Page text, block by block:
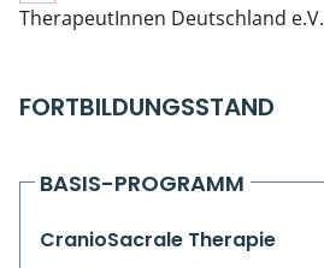
TherapeutInnen Deutschland e.V.
FORTBILDUNGSSTAND
BASIS-PROGRAMM
CranioSacrale Therapie
Postgraduate- & Spezialkurse
Human Reset Week
Kursorte mit Kursangeboten